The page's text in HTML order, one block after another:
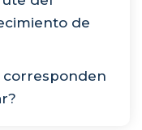
de
corresponden